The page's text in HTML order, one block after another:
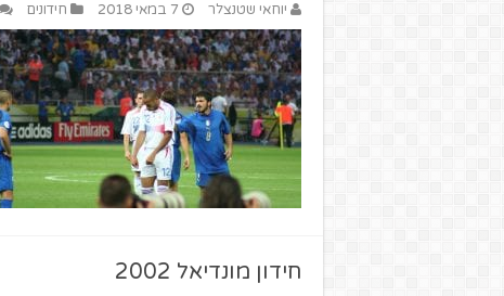
יוחאי שטנצלר 7 במאי 2018 חידונים
חידון מונדיאל 2002